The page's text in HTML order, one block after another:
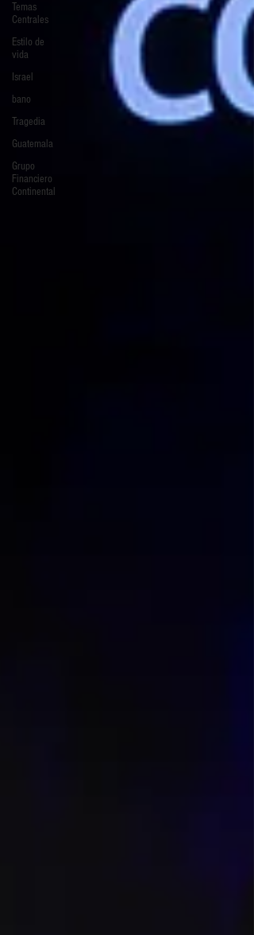
Temas
Centrales
Estilo de
vida
Israel
bano
Tragedia
Guatemala
Grupo
Financiero
Continental